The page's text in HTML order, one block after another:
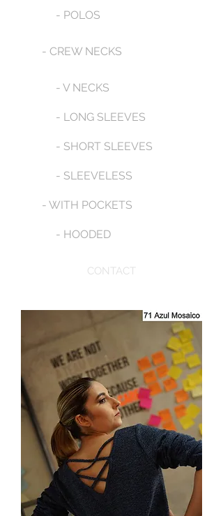
- POLOS
- CREW NECKS
- V NECKS
- LONG SLEEVES
- SHORT SLEEVES
- SLEEVELESS
- WITH POCKETS
- HOODED
CONTACT